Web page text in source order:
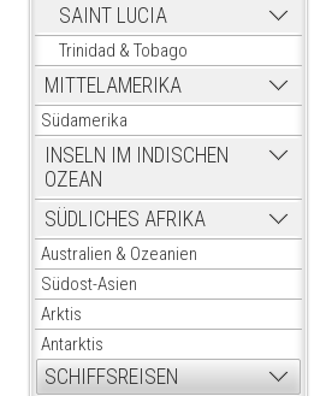
SAINT LUCIA
Trinidad & Tobago
MITTELAMERIKA
Südamerika
INSELN IM INDISCHEN
OZEAN
SÜDLICHES AFRIKA
Australien & Ozeanien
Südost-Asien
Arktis
Antarktis
SCHIFFSREISEN